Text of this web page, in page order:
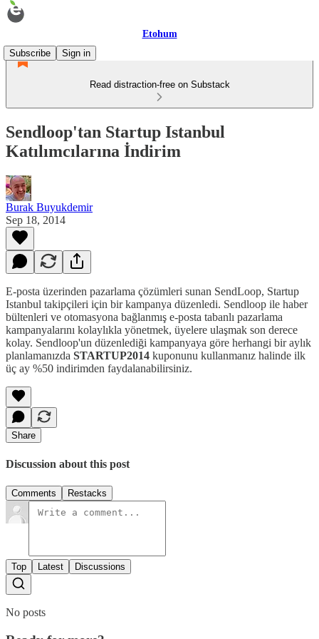
Etohum
Subscribe
Sign in
Read distraction-free on Substack
Sendloop'tan Startup Istanbul
Katılımcılarına İndirim
Burak Buyukdemir
Sep 18, 2014
E-posta üzerinden pazarlama çözümleri sunan SendLoop, Startup
Istanbul takipçileri için bir kampanya düzenledi. Sendloop ile haber
bültenleri ve otomasyona bağlanmış e-posta tabanlı pazarlama
kampanyalarını kolaylıkla yönetmek, üyelere ulaşmak son derece
kolay. Sendloop'un düzenlediği kampanyaya göre herhangi bir aylık
planlamanızda STARTUP2014 kuponunu kullanmanız halinde ilk
üç ay %50 indirimden faydalanabilirsiniz.
Share
Discussion about this post
Comments Restacks
Top Latest Discussions
No posts